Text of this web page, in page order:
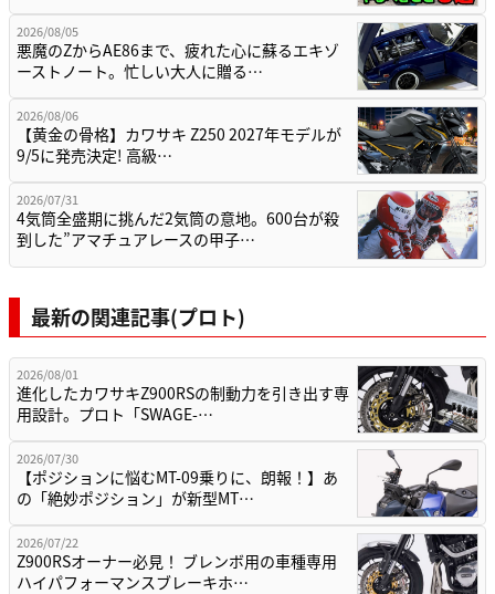
2026/08/05
悪魔のZからAE86まで、疲れた心に蘇るエキゾ
ーストノート。忙しい大人に贈る…
2026/08/06
【黄金の骨格】カワサキ Z250 2027年モデルが
9/5に発売決定! 高級…
2026/07/31
4気筒全盛期に挑んだ2気筒の意地。600台が殺
到した”アマチュアレースの甲子…
最新の関連記事(プロト)
2026/08/01
進化したカワサキZ900RSの制動力を引き出す専
用設計。プロト「SWAGE-…
2026/07/30
【ポジションに悩むMT-09乗りに、朗報！】あ
の「絶妙ポジション」が新型MT…
2026/07/22
Z900RSオーナー必見！ ブレンボ用の車種専用
ハイパフォーマンスブレーキホ…